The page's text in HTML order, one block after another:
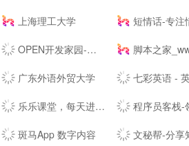
上海理工大学 短情话-专注情感语
OPEN开发家园-为开发爱好者分享技巧！ 脚本之家
广东外语外贸大学 七彩英语 - 英文电子书下载站 PDF|TXT格
乐乐课堂，每天进步多一点！ 程序员客栈-领先的程序员自由工作平
斑马App 数字内容 文秘帮-分享知识，共